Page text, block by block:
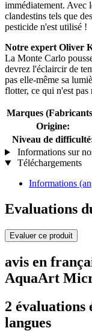
immédiatement. Avec
clandestins tels que
pesticide n'est utilisé !
Notre expert Oliver
La Monte Carlo
devrez l'éclaircir de
pas elle-même sa
flotter, ce qui n'est
Marques
Origine:
Niveau de
Informations sur
Téléchargements
Informations
Evaluations
Evaluer ce produit
avis en
AquaArt
2 évaluations
langues